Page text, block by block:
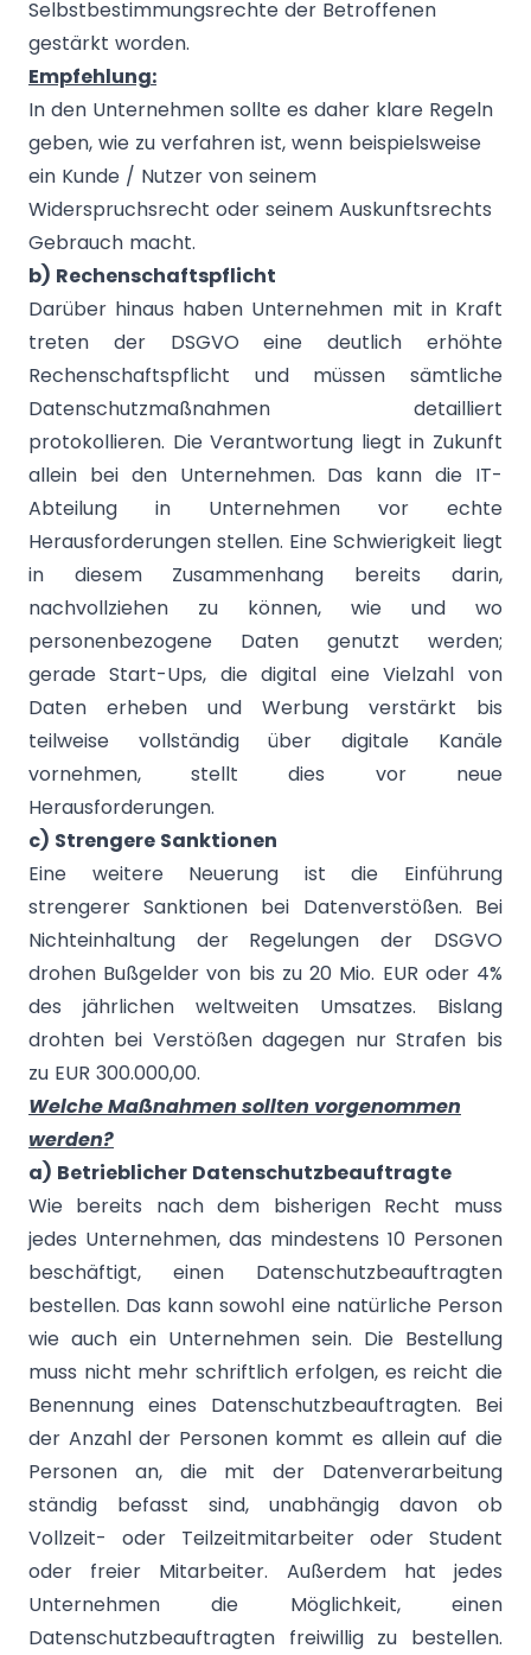
Selbstbestimmungsrechte der Betroffenen
gestärkt worden.
Empfehlung:
In den Unternehmen sollte es daher klare Regeln
geben, wie zu verfahren ist, wenn beispielsweise
ein Kunde / Nutzer von seinem
Widerspruchsrecht oder seinem Auskunftsrechts
Gebrauch macht.
b) Rechenschaftspflicht
Darüber hinaus haben Unternehmen mit in Kraft
treten der DSGVO eine deutlich erhöhte
Rechenschaftspflicht und müssen sämtliche
Datenschutzmaßnahmen detailliert
protokollieren. Die Verantwortung liegt in Zukunft
allein bei den Unternehmen. Das kann die IT-
Abteilung in Unternehmen vor echte
Herausforderungen stellen. Eine Schwierigkeit liegt
in diesem Zusammenhang bereits darin,
nachvollziehen zu können, wie und wo
personenbezogene Daten genutzt werden;
gerade Start-Ups, die digital eine Vielzahl von
Daten erheben und Werbung verstärkt bis
teilweise vollständig über digitale Kanäle
vornehmen, stellt dies vor neue
Herausforderungen.
c) Strengere Sanktionen
Eine weitere Neuerung ist die Einführung
strengerer Sanktionen bei Datenverstößen. Bei
Nichteinhaltung der Regelungen der DSGVO
drohen Bußgelder von bis zu 20 Mio. EUR oder 4%
des jährlichen weltweiten Umsatzes. Bislang
drohten bei Verstößen dagegen nur Strafen bis
zu EUR 300.000,00.
Welche Maßnahmen sollten vorgenommen
werden?
a) Betrieblicher Datenschutzbeauftragte
Wie bereits nach dem bisherigen Recht muss
jedes Unternehmen, das mindestens 10 Personen
beschäftigt, einen Datenschutzbeauftragten
bestellen. Das kann sowohl eine natürliche Person
wie auch ein Unternehmen sein. Die Bestellung
muss nicht mehr schriftlich erfolgen, es reicht die
Benennung eines Datenschutzbeauftragten. Bei
der Anzahl der Personen kommt es allein auf die
Personen an, die mit der Datenverarbeitung
ständig befasst sind, unabhängig davon ob
Vollzeit- oder Teilzeitmitarbeiter oder Student
oder freier Mitarbeiter. Außerdem hat jedes
Unternehmen die Möglichkeit, einen
Datenschutzbeauftragten freiwillig zu bestellen.